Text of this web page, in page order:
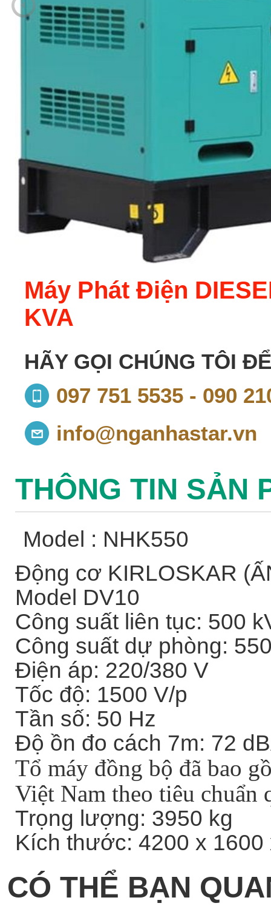
Máy Phát Điện
KVA
HÃY GỌI CHÚNG TÔI
097 751 5535 - 090
info@nganhastar.vn
THÔNG TIN SẢN
Model : NHK550
Động cơ KIRLOSKAR
Model DV10
Công suất liên tục: 500
Công suất dự phòng:
Điện áp: 220/380 V
Tốc độ: 1500 V/p
Tần số: 50 Hz
Độ ồn đo cách 7m: 72
Tổ máy đồng bộ đã bao
Việt Nam theo tiêu chuẩn
Trọng lượng: 3950 kg
Kích thước: 4200 x 1600
CÓ THỂ BẠN